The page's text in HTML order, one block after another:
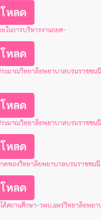
หลด
ในการบริหารงานกยศ-
หลด
ะมาณวิทยาลัยพยาบาลบรมราชชนนี
หลด
ะมาณวิทยาลัยพยาบาลบรมราชชน
หลด
คของวิทยาลัยพยาบาลบรมราชชน
หลด
ด้สถานศึกษา-วพบ.แพร่วิทยาลัยพย